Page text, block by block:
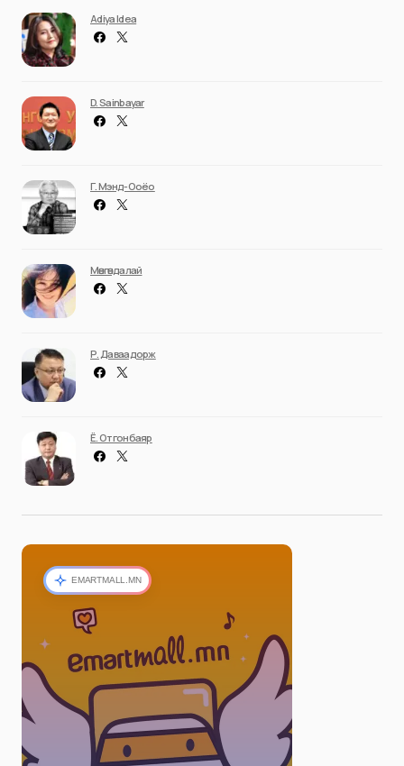
Adiya Idea
D. Sainbayar
Г. Мэнд-Ооёо
Мөнгөндалай
Р. Даваадорж
Ё. Отгонбаяр
EMARTMALL.MN